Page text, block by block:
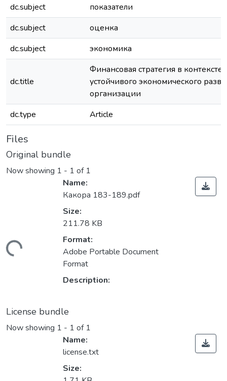
dc.subject
показатели
dc.subject
оценка
dc.subject
экономика
dc.title
Финансовая стратегия в контексте
устойчивого экономического
организации
dc.type
Article
Files
Original bundle
Now showing 1 - 1 of 1
Name:
Какора 183-189.pdf
Size:
211.78 KB
Format:
Adobe Portable Document
Format
Description:
License bundle
Now showing 1 - 1 of 1
Name:
license.txt
Size: